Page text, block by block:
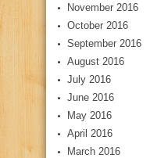
November 2016
October 2016
September 2016
August 2016
July 2016
June 2016
May 2016
April 2016
March 2016